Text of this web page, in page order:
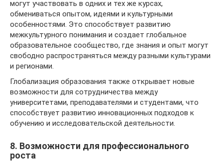
могут участвовать в одних и тех же курсах,
обмениваться опытом, идеями и культурными
особенностями. Это способствует развитию
межкультурного понимания и создает глобальное
образовательное сообщество, где знания и опыт могут
свободно распространяться между разными культурами
и регионами.
Глобализация образования также открывает новые
возможности для сотрудничества между
университетами, преподавателями и студентами, что
способствует развитию инновационных подходов к
обучению и исследовательской деятельности.
8. Возможности для профессионального
роста